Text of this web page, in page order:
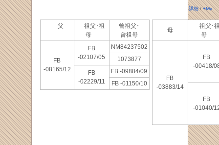
詳細/+My
父
祖父･祖
母
曾祖父･
曾祖母
FB
-08165/12
FB
-02107/05
NM84237502
1073877
FB
-02229/11
FB -09884/09
FB -01150/10
母
祖父･
母
FB
-03883/14
FB
-00418/
FB
-01040/